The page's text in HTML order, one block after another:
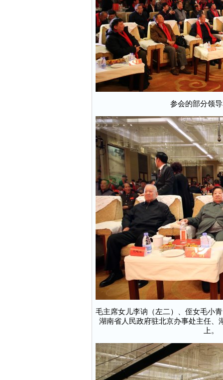
参会的部分领
毛主席女儿李讷（左二）、侄女毛小
湖南省人民政府驻北京办事处主任、
上。